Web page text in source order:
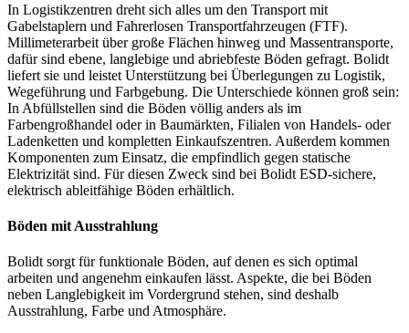
In Logistikzentren dreht sich alles um den Transport mit
Gabelstaplern und Fahrerlosen Transportfahrzeugen (FTF).
Millimeterarbeit über große Flächen hinweg und Massentransporte,
dafür sind ebene, langlebige und abriebfeste Böden gefragt. Bolidt
liefert sie und leistet Unterstützung bei Überlegungen zu Logistik,
Wegeführung und Farbgebung. Die Unterschiede können groß sein:
In Abfüllstellen sind die Böden völlig anders als im
Farbengroßhandel oder in Baumärkten, Filialen von Handels- oder
Ladenketten und kompletten Einkaufszentren. Außerdem kommen
Komponenten zum Einsatz, die empfindlich gegen statische
Elektrizität sind. Für diesen Zweck sind bei Bolidt ESD-sichere,
elektrisch ableitfähige Böden erhältlich.
Böden mit Ausstrahlung
Bolidt sorgt für funktionale Böden, auf denen es sich optimal
arbeiten und angenehm einkaufen lässt. Aspekte, die bei Böden
neben Langlebigkeit im Vordergrund stehen, sind deshalb
Ausstrahlung, Farbe und Atmosphäre.